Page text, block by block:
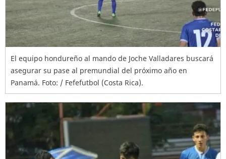
El equipo hondureño al mando de Joche Valladares buscará
asegurar su pase al premundial del próximo año en
Panamá. Foto: / Fefefutbol (Costa Rica).